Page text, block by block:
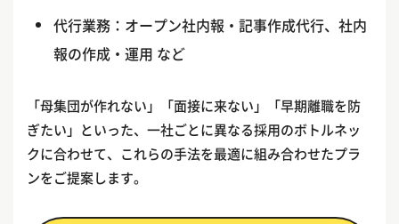
代行業務：オープン社内報・記事作成代行、社内
報の作成・運用 など
「母集団が作れない」「面接に来ない」「早期離職を防
ぎたい」といった、一社ごとに異なる採用のボトルネッ
クに合わせて、これらの手法を最適に組み合わせたプラ
ンをご提案します。